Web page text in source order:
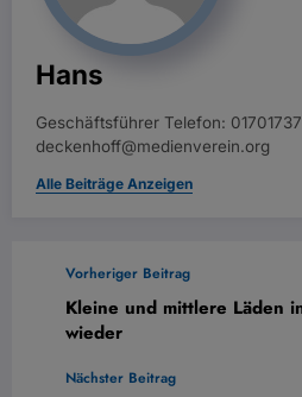
Hans
Geschäftsführer Telefon:
deckenhoff@medienverein.org
Alle Beiträge Anzeigen
Vorheriger Beitrag
Kleine und mittlere Läden
wieder
Nächster Beitrag